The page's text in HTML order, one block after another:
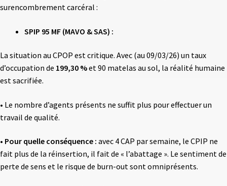
surencombrement carcéral :
SPIP 95 MF (MAVO & SAS) :
La situation au CPOP est critique. Avec (au 09/03/26) un taux
d’occupation de 199,30 %et 90 matelas au sol, la réalité humaine
est sacrifiée.
• Le nombre d’agents présents ne suffit plus pour effectuer un
travail de qualité.
• Pour quelle conséquence : avec 4 CAP par semaine, le CPIP ne
fait plus de la réinsertion, il fait de « l’abattage ». Le sentiment de
perte de sens et le risque de burn-out sont omniprésents.